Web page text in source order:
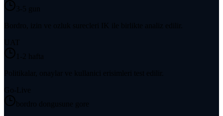
3-5 gun
Bordro, izin ve ozluk surecleri IK ile birlikte analiz edilir.
UAT
1-2 hafta
Politikalar, onaylar ve kullanici erisimleri test edilir.
Go-Live
bordro dongusune gore